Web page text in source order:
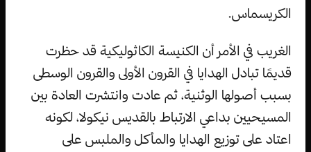
الكريسماس.
الغريب في الأمر أن الكنيسة الكاثوليكية قد حظرت
قديمًا تبادل الهدايا في القرون الأولى والقرون الوسطى
بسبب أصولها الوثنية، ثم عادت وانتشرت العادة بين
المسيحيين بداعي الارتباط بالقديس نيكولا، لكونه
اعتاد على توزيع الهدايا والمأكل والملبس على